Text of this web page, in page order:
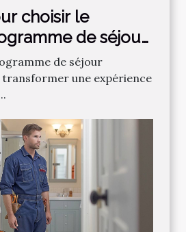
choisir le
de séjour
de séjour
une expérience